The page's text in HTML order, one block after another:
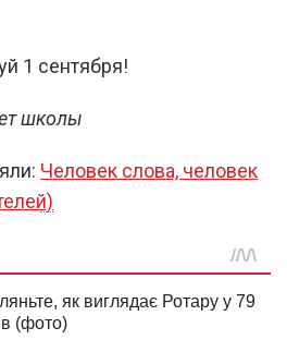
1 сентября!
школы
Человек слова, человек